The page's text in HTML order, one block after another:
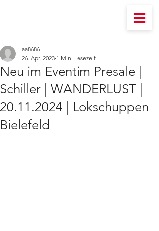
Neu im Eventim Presale |
Schiller | WANDERLUST |
20.11.2024 | Lokschuppen
Bielefeld
aa8686
26. Apr. 2023 1 Min. Lesezeit